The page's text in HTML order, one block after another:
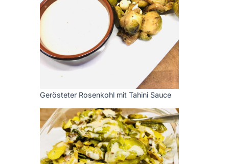
Gerösteter Rosenkohl mit Tahini Sauce